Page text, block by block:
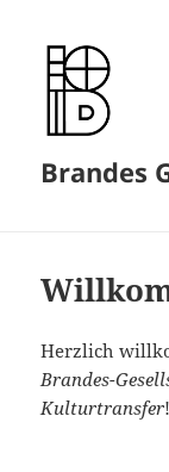
Brandes
Herzlich
Brandes-
Kulturtransfer!